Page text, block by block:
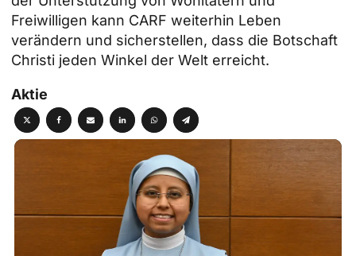
Freiwilligen kann CARF weiterhin Leben
verändern und sicherstellen, dass die Botschaft
Christi jeden Winkel der Welt erreicht.
Aktie